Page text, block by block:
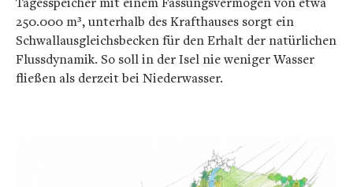
250.000 m³, unterhalb des Krafthauses sorgt ein
Schwallausgleichsbecken für den Erhalt der natürlichen
Flussdynamik. So soll in der Isel nie weniger Wasser
fließen als derzeit bei Niederwasser.